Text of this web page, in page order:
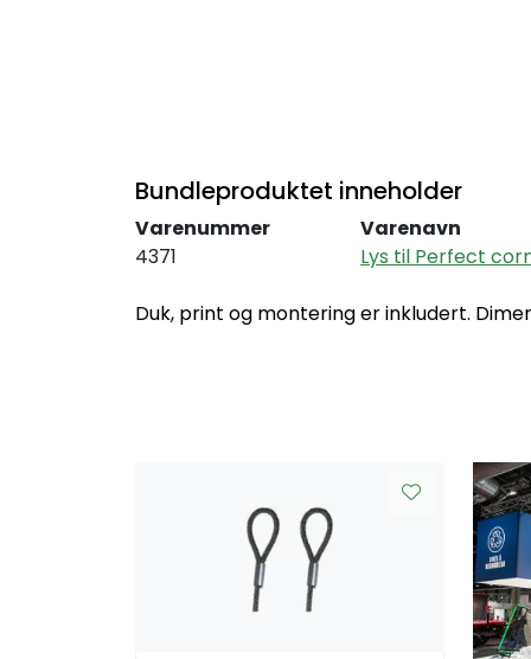
Bundleproduktet inneholder
Varenummer
Varenavn
4371
Lys til Perfect
Duk, print og montering er inkludert.